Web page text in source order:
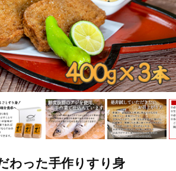
わった手作りすり身